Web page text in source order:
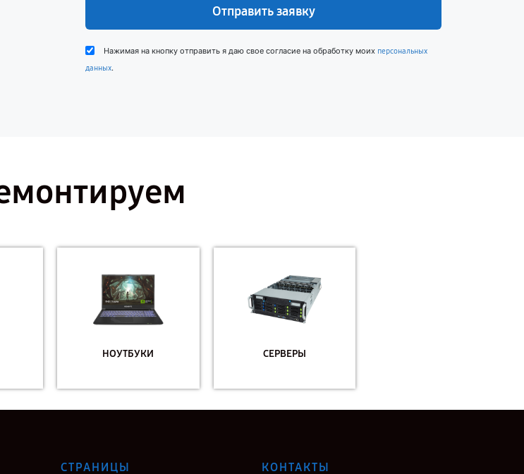
Отправить заявку
Нажимая на кнопку отправить я даю свое согласие на обработку моих персональных
данных.
НОУТБУКИ СЕРВЕРЫ
СТРАНИЦЫ КОНТАКТЫ